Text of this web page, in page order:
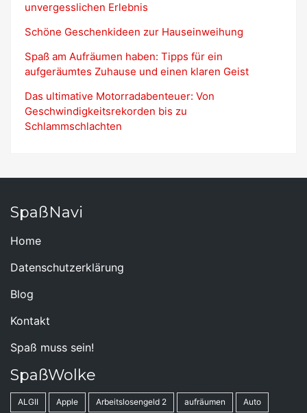
unvergesslichen Erlebnis
Schöne Geschenkideen zur Hauseinweihung
Spaß am Aufräumen haben: Tipps für ein
aufgeräumtes Zuhause und einen klaren Geist
Das ultimative Motorradabenteuer: Von
Geschwindigkeitsrekorden bis zu
Schlammschlachten
SpaßNavi
Home
Datenschutzerklärung
Blog
Kontakt
Spaß muss sein!
SpaßWolke
ALGII Apple Arbeitslosengeld 2 aufräumen Auto